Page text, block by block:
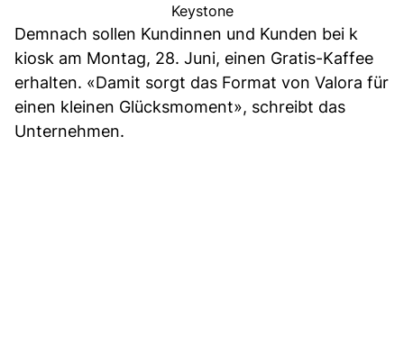
Keystone
Demnach sollen Kundinnen und Kunden bei k
kiosk am Montag, 28. Juni, einen Gratis-Kaffee
erhalten. «Damit sorgt das Format von Valora für
einen kleinen Glücksmoment», schreibt das
Unternehmen.